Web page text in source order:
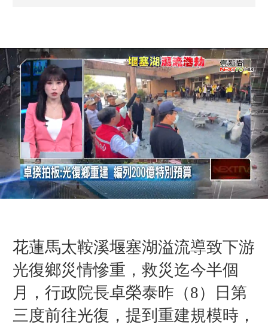
花蓮馬太鞍溪堰塞湖溢流導致下游
光復鄉災情慘重，救災迄今半個
月，行政院長卓榮泰昨（8）日第
三度前往光復，提到重建規模時，